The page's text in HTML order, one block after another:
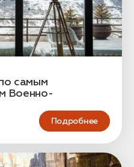
самым
Военно-
Подробнее